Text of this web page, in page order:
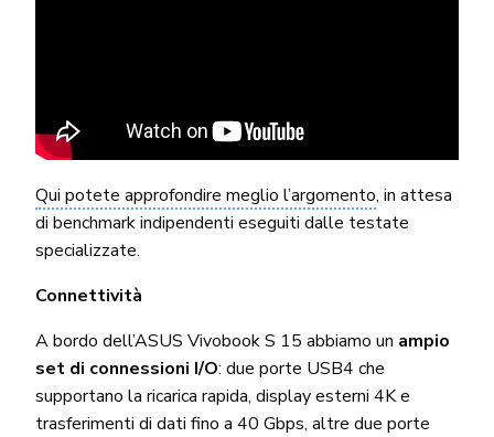
Qui potete approfondire meglio l’argomento, in attesa
di benchmark indipendenti eseguiti dalle testate
specializzate.
Connettività
A bordo dell’ASUS Vivobook S 15 abbiamo un ampio
set di connessioni I/O: due porte USB4 che
supportano la ricarica rapida, display esterni 4K e
trasferimenti di dati fino a 40 Gbps, altre due porte